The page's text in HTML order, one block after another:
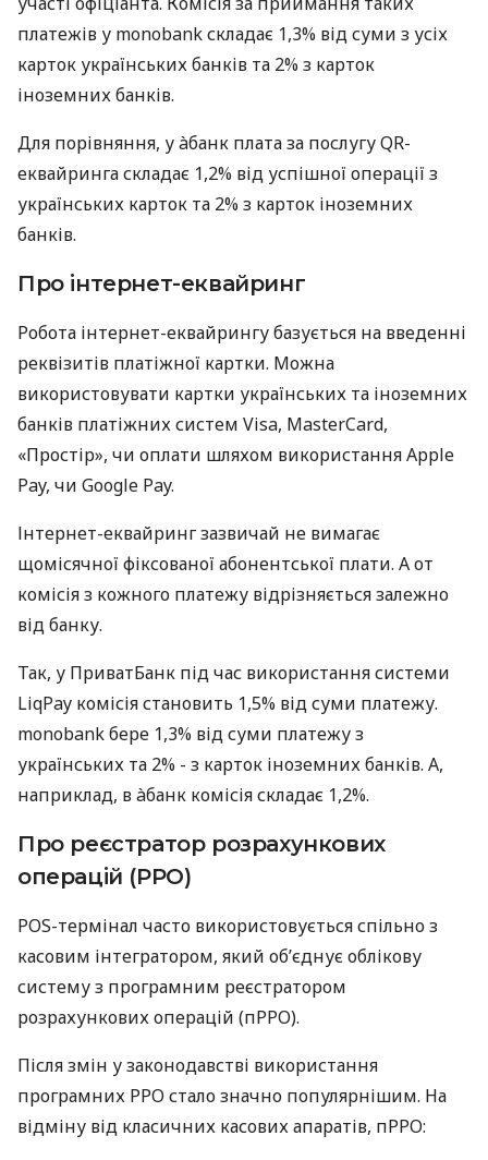
платежів у monobank складає 1,3% від суми з усіх
карток українських банків та 2% з карток
іноземних банків.
Для порівняння, у àбанк плата за послугу QR-
еквайринга складає 1,2% від успішної операції з
українських карток та 2% з карток іноземних
банків.
Про інтернет-еквайринг
Робота інтернет-еквайрингу базується на введенні
реквізитів платіжної картки. Можна
використовувати картки українських та іноземних
банків платіжних систем Visa, MasterCard,
«Простір», чи оплати шляхом використання Apple
Pay, чи Google Pay.
Інтернет-еквайринг зазвичай не вимагає
щомісячної фіксованої абонентської плати. А от
комісія з кожного платежу відрізняється залежно
від банку.
Так, у ПриватБанк під час використання системи
LiqPay комісія становить 1,5% від суми платежу.
monobank бере 1,3% від суми платежу з
українських та 2% - з карток іноземних банків. А,
наприклад, в àбанк комісія складає 1,2%.
Про реєстратор розрахункових
операцій (РРО)
POS-термінал часто використовується спільно з
касовим інтегратором, який об’єднує облікову
систему з програмним реєстратором
розрахункових операцій (пРРО).
Після змін у законодавстві використання
програмних РРО стало значно популярнішим. На
відміну від класичних касових апаратів, пРРО: